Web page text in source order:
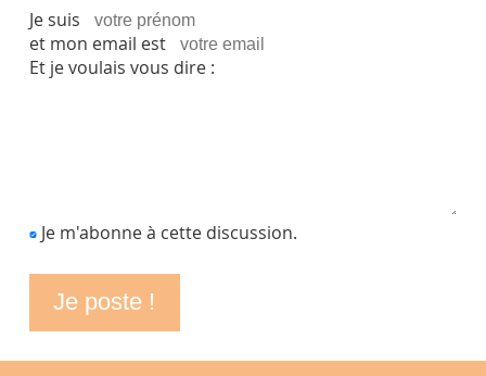
Je suis
et mon email est
Et je voulais vous dire :
Je m'abonne à cette discussion.